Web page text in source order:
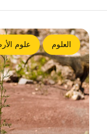
العلوم علوم